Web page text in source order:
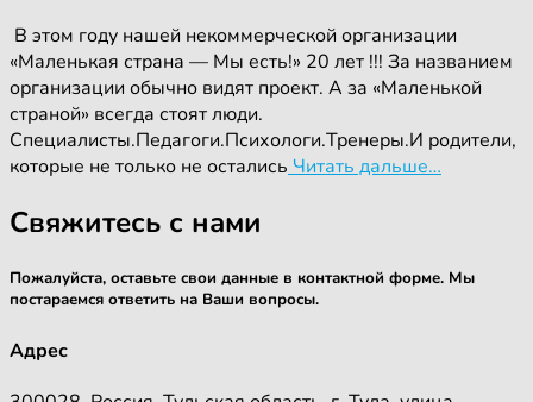
‍ ‍В этом году нашей некоммерческой организации
«Маленькая страна — Мы есть!» 20 лет !!! За названием
организации обычно видят проект. А за «Маленькой
страной» всегда стоят люди.
Специалисты.Педагоги.Психологи.Тренеры.И родители,
которые не только не остались Читать дальше…
Свяжитесь с нами
Пожалуйста, оставьте свои данные в контактной форме. Мы
постараемся ответить на Ваши вопросы.
Адрес